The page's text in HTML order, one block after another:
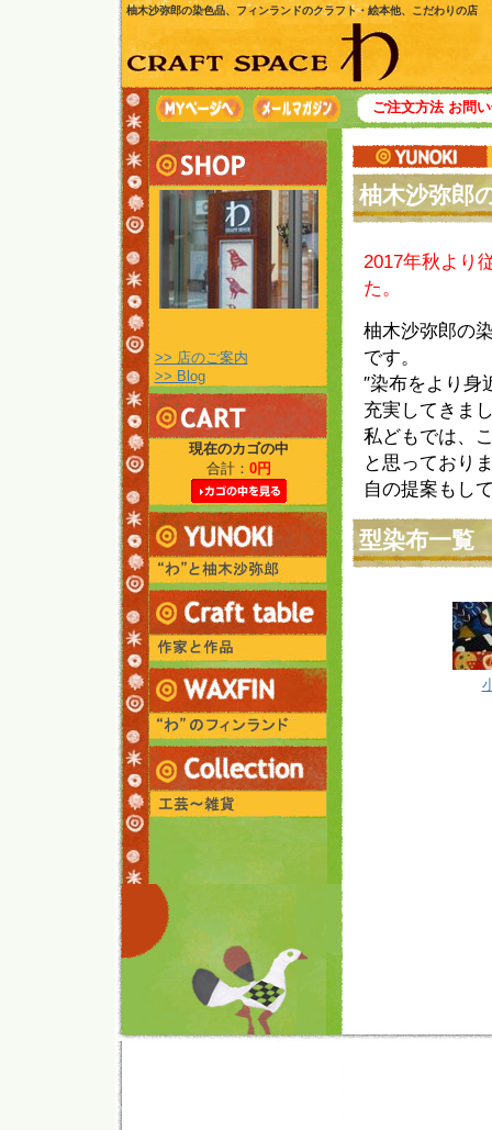
柚木沙弥郎の染色品、フィンランドのクラフト・絵本他、こだわりの店
ご注文方法 お問
>> 店のご案内
>> Blog
現在のカゴの中
合計： 0円
柚木沙弥郎
2017年秋より
た。
柚木沙弥郎の
です。
″染布をより身
充実してきま
私どもでは、
と思っており
自の提案もし
型染布一覧